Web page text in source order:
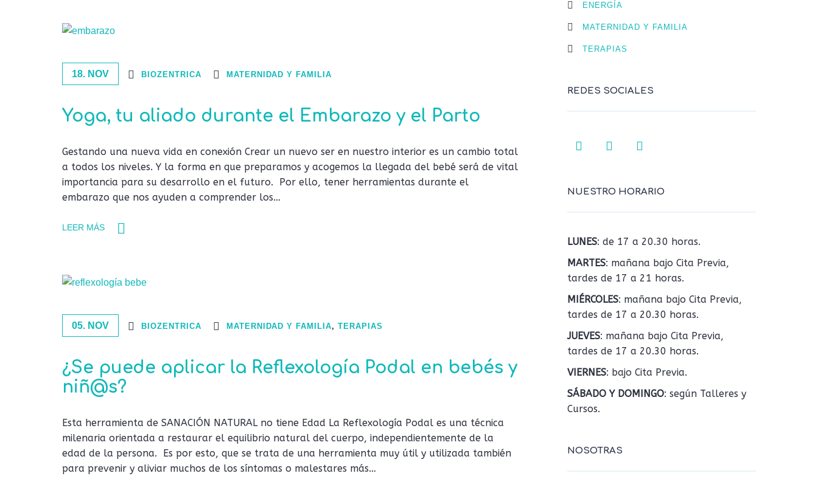
18. NOV BIOZENTRICA MATERNIDAD Y FAMILIA
Yoga, tu aliado durante el Embarazo y el Parto
Gestando una nueva vida en conexión Crear un nuevo ser en nuestro interior es un cambio total
a todos los niveles. Y la forma en que preparamos y acogemos la llegada del bebé será de vital
importancia para su desarrollo en el futuro. Por ello, tener herramientas durante el
embarazo que nos ayuden a comprender los…
LEER MÁS
05. NOV BIOZENTRICA MATERNIDAD Y FAMILIA,TERAPIAS
¿Se puede aplicar la Reflexología Podal en bebés y
niñ@s?
Esta herramienta de SANACIÓN NATURAL no tiene Edad La Reflexología Podal es una técnica
milenaria orientada a restaurar el equilibrio natural del cuerpo, independientemente de la
edad de la persona. Es por esto, que se trata de una herramienta muy útil y utilizada también
para prevenir y aliviar muchos de los síntomas o malestares más…
ENERGÍA
MATERNIDAD Y FAMILIA
TERAPIAS
REDES SOCIALES
NUESTRO HORARIO
LUNES: de 17 a 20.30 horas.
MARTES: mañana bajo Cita Previa,
tardes de 17 a 21 horas.
MIÉRCOLES: mañana bajo Cita Previa,
tardes de 17 a 20.30 horas.
JUEVES: mañana bajo Cita Previa,
tardes de 17 a 20.30 horas.
VIERNES: bajo Cita Previa.
SÁBADO Y DOMINGO: según Talleres y
Cursos.
NOSOTRAS